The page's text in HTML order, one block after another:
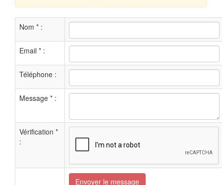
Nom * :
Email * :
Téléphone :
Message * :
Vérification *
:
Envoyer le message